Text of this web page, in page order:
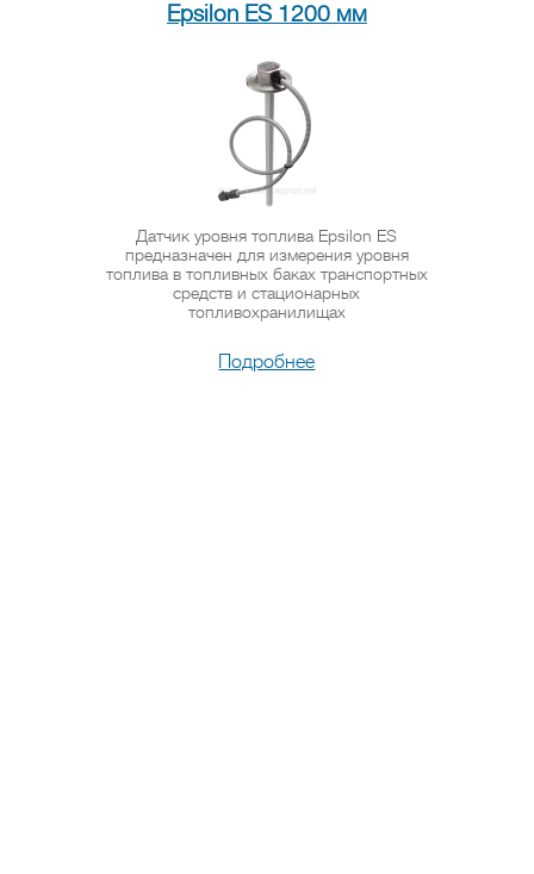
Epsilon ES 1200 мм
Датчик уровня топлива Epsilon ES
предназначен для измерения уровня
топлива в топливных баках транспортных
средств и стационарных
топливохранилищах
Подробнее